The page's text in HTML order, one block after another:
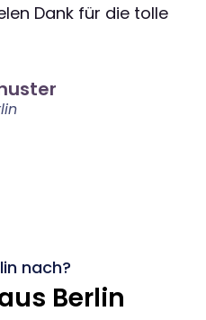
Dank für die tolle
nach?
Berlin